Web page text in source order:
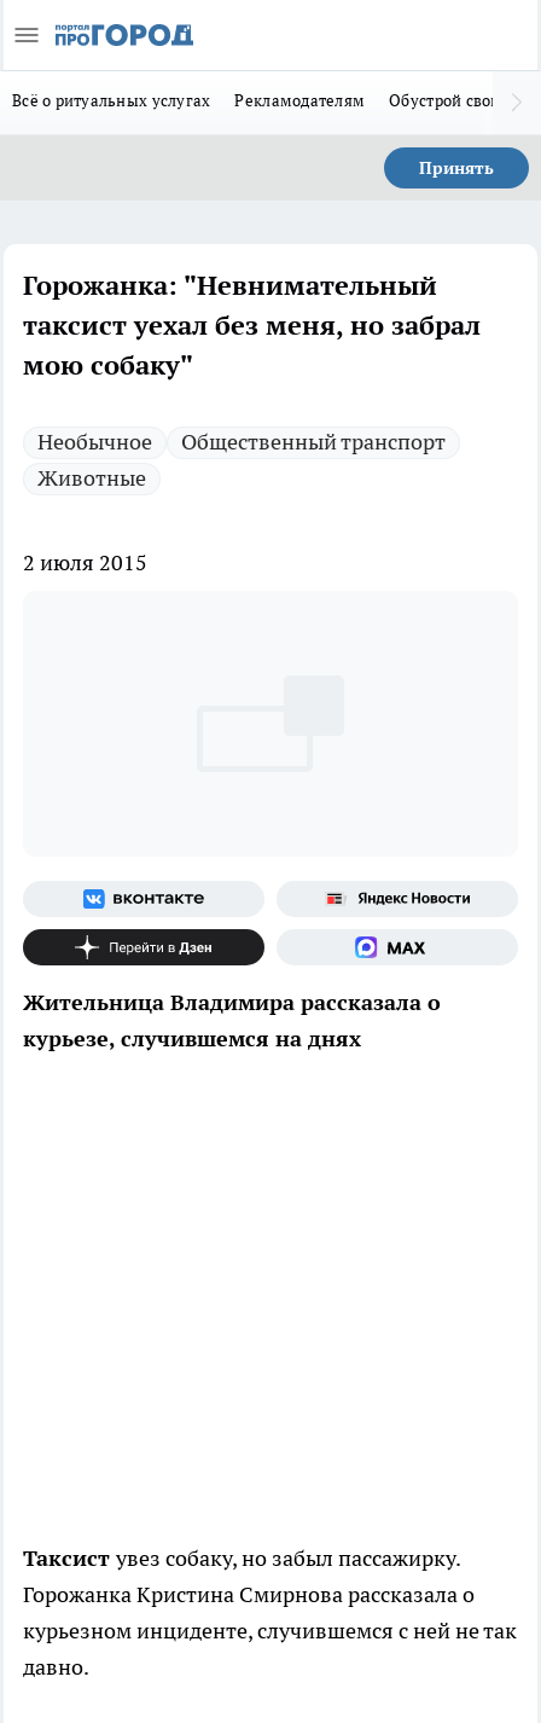
Всё о ритуальных услугах Рекламодателям Обустрой свой дом
Принять
Горожанка: "Невнимательный
таксист уехал без меня, но забрал
мою собаку"
Необычное
Общественный транспорт
Животные
2 июля 2015
Жительница Владимира рассказала о
курьезе, случившемся на днях
Таксистувез собаку, но забыл пассажирку.
Горожанка Кристина Смирнова рассказала о
курьезном инциденте, случившемся с ней не так
давно.